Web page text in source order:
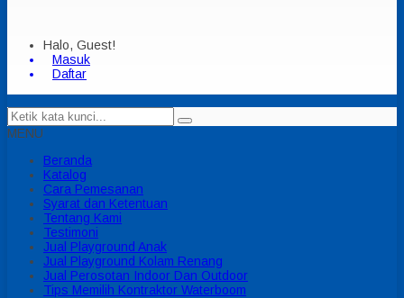
Halo, Guest!
Masuk
Daftar
MENU
Beranda
Katalog
Cara Pemesanan
Syarat dan Ketentuan
Tentang Kami
Testimoni
Jual Playground Anak
Jual Playground Kolam Renang
Jual Perosotan Indoor Dan Outdoor
Tips Memilih Kontraktor Waterboom